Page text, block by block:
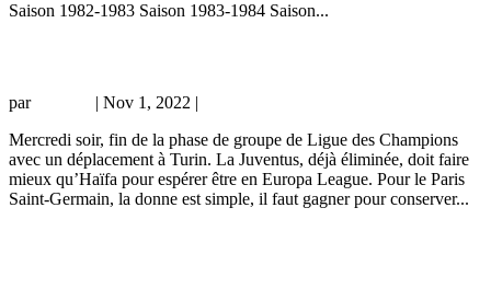
Saison 1982-1983 Saison 1983-1984 Saison...
par | Nov 1, 2022 |
Mercredi soir, fin de la phase de groupe de Ligue des Champions
avec un déplacement à Turin. La Juventus, déjà éliminée, doit faire
mieux qu’Haïfa pour espérer être en Europa League. Pour le Paris
Saint-Germain, la donne est simple, il faut gagner pour conserver...